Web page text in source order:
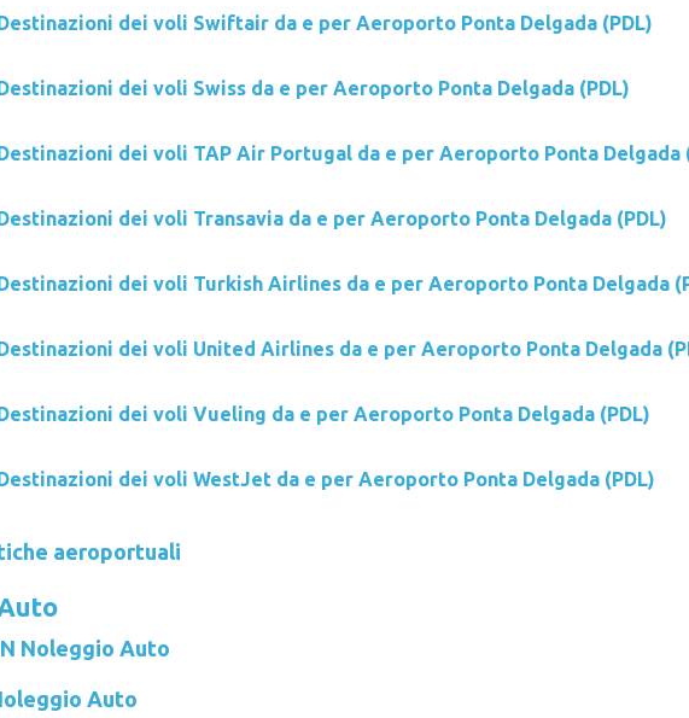
dei voli Swiftair da e per Aeroporto Ponta Delgada (PDL)
dei voli Swiss da e per Aeroporto Ponta Delgada (PDL)
dei voli TAP Air Portugal da e per Aeroporto Ponta Delgada
dei voli Transavia da e per Aeroporto Ponta Delgada (PDL)
dei voli Turkish Airlines da e per Aeroporto Ponta Delgada
dei voli United Airlines da e per Aeroporto Ponta Delgada
dei voli Vueling da e per Aeroporto Ponta Delgada (PDL)
dei voli WestJet da e per Aeroporto Ponta Delgada (PDL)
aeroportuali
Noleggio Auto
Auto